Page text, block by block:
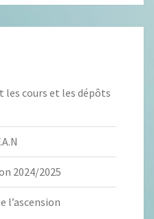
cours et les dépôts
2024/2025
l’ascension